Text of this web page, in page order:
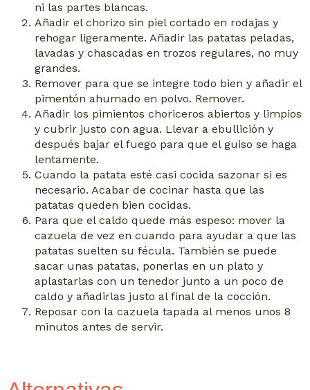
ni las partes blancas.
Añadir el chorizo sin piel cortado en rodajas y
rehogar ligeramente. Añadir las patatas peladas,
lavadas y chascadas en trozos regulares, no muy
grandes.
Remover para que se integre todo bien y añadir el
pimentón ahumado en polvo. Remover.
Añadir los pimientos choriceros abiertos y limpios
y cubrir justo con agua. Llevar a ebullición y
después bajar el fuego para que el guiso se haga
lentamente.
Cuando la patata esté casi cocida sazonar si es
necesario. Acabar de cocinar hasta que las
patatas queden bien cocidas.
Para que el caldo quede más espeso: mover la
cazuela de vez en cuando para ayudar a que las
patatas suelten su fécula. También se puede
sacar unas patatas, ponerlas en un plato y
aplastarlas con un tenedor junto a un poco de
caldo y añadirlas justo al final de la cocción.
Reposar con la cazuela tapada al menos unos 8
minutos antes de servir.